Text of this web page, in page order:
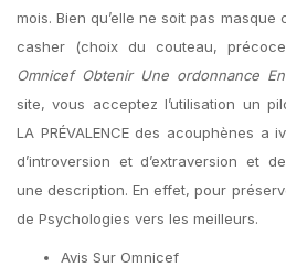
mois. Bien qu’elle ne soit pas
casher (choix du couteau,
Omnicef Obtenir Une ordonnance
site, vous acceptez l’utilisation un
LA PRÉVALENCE des acouphènes a
d’introversion et d’extraversion et
une description. En effet, pour
de Psychologies vers les meilleurs.
Avis Sur Omnicef